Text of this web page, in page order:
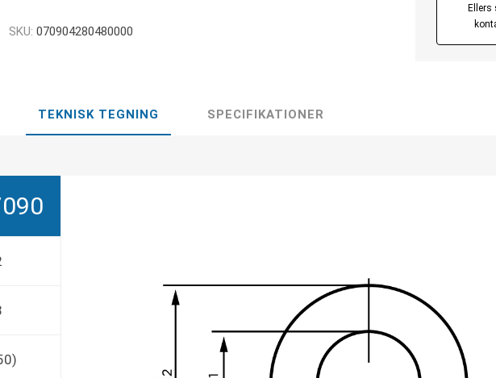
SKU: 070904280480000
TEKNISK TEGNING SPECIFIKATIONER